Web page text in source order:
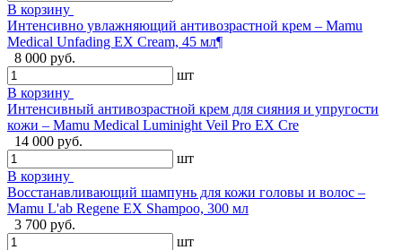
В корзину
Интенсивно увлажняющий антивозрастной крем – Mamu
Medical Unfading EX Cream, 45 мл¶
8 000 руб.
шт
В корзину
Интенсивный антивозрастной крем для сияния и упругости
кожи – Mamu Medical Luminight Veil Pro EX Cre
14 000 руб.
шт
В корзину
Восстанавливающий шампунь для кожи головы и волос –
Mamu L'ab Regene EX Shampoo, 300 мл
3 700 руб.
шт